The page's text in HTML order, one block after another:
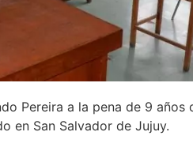
Pereira a la pena de 9
en San Salvador de Jujuy.